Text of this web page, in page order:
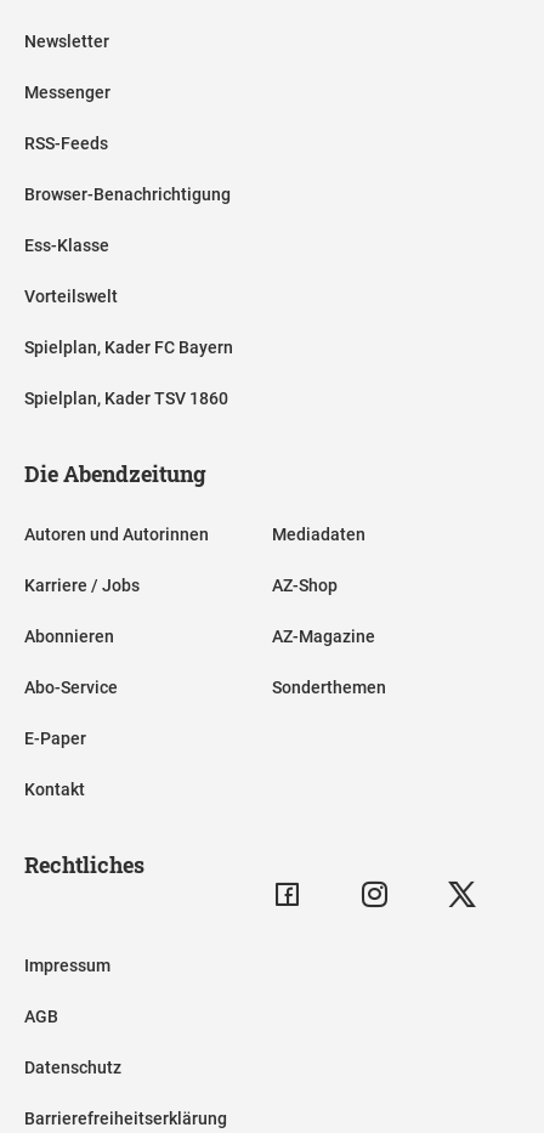
Newsletter
Messenger
RSS-Feeds
Browser-Benachrichtigung
Ess-Klasse
Vorteilswelt
Spielplan, Kader FC Bayern
Spielplan, Kader TSV 1860
Die Abendzeitung
Autoren und Autorinnen
Karriere / Jobs
Abonnieren
Abo-Service
E-Paper
Kontakt
Mediadaten
AZ-Shop
AZ-Magazine
Sonderthemen
Rechtliches
Impressum
AGB
Datenschutz
Barrierefreiheitserklärung